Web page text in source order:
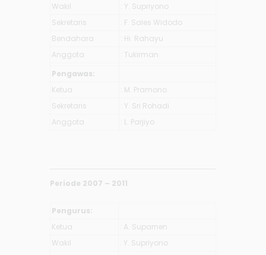
Wakil
: Y. Supriyono
Sekretaris
: F. Sales Widodo
Bendahara
: Hi. Rahayu
Anggota
: Tukirman
Pengawas:
Ketua
: M. Pramono
Sekretaris
: Y. Sri Rohadi
Anggota
: L. Parjiyo
Periode 2007 – 2011
Pengurus:
Ketua
: A. Suparnen
Wakil
: Y. Supriyono